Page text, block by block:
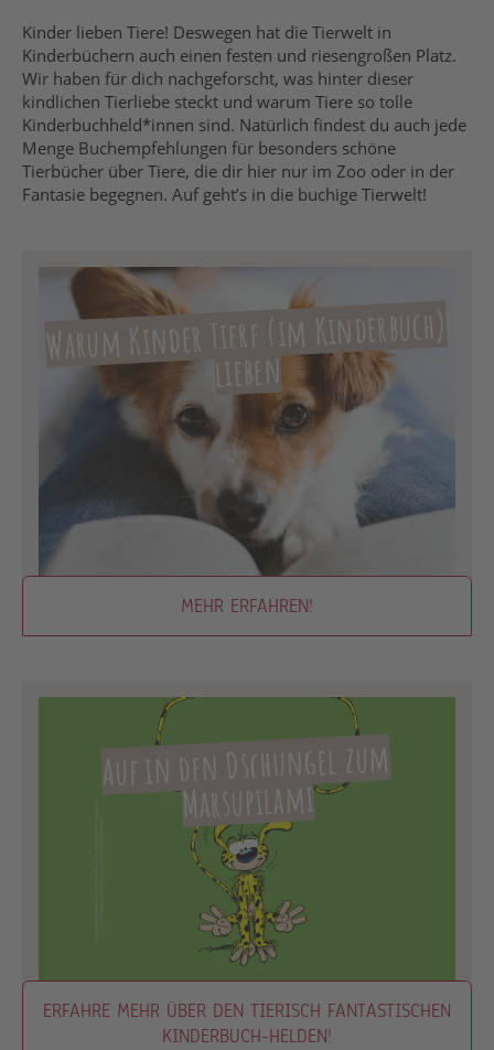
Kinder lieben Tiere! Deswegen hat die Tierwelt in
Kinderbüchern auch einen festen und riesengroßen Platz.
Wir haben für dich nachgeforscht, was hinter dieser
kindlichen Tierliebe steckt und warum Tiere so tolle
Kinderbuchheld*innen sind. Natürlich findest du auch jede
Menge Buchempfehlungen für besonders schöne
Tierbücher über Tiere, die dir hier nur im Zoo oder in der
Fantasie begegnen. Auf geht’s in die buchige Tierwelt!
Warum Kinder Tiere (im Kinderbuch)
lieben
MEHR ERFAHREN!
Auf in den Dschungel zum
Marsupilami
ERFAHRE MEHR ÜBER DEN TIERISCH FANTASTISCHEN
KINDERBUCH-HELDEN!